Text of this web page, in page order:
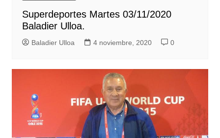
Superdeportes Martes 03/11/2020
Baladier Ulloa.
Baladier Ulloa 4 noviembre, 2020 0